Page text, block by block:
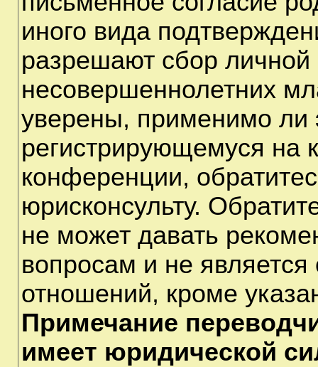
иного вида
разрешают сбор
несовершеннолетних
уверены, применимо ли
регистрирующемуся на
конференции,
юрисконсульту.
не может давать
вопросам и не
отношений, кроме
Примечание
имеет юридической